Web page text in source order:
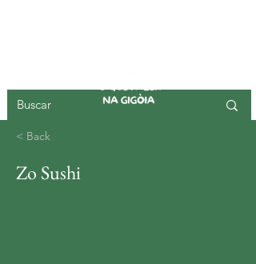
< Back
Zo Sushi